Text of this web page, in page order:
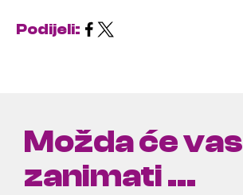
Podijeli:
Možda će vas
zanimati ...